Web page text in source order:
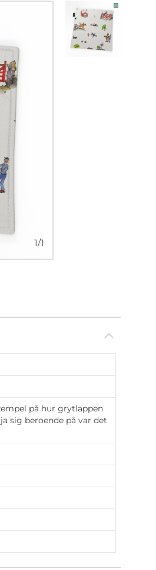
1/1
på hur grytlappen
sig beroende på var det